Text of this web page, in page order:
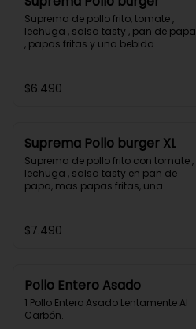
Suprema de pollo frito, tomate ,
lechuga , salsa tasty , pan de papa
, papas fritas y una bebida.
$6.490
Suprema Pollo burger XL
Suprema de pollo frito con tomate ,
lechuga , salsa tasty en pan de
papa, mas papas fritas, una
$7.490
Pollo Entero Asado
1 Pollo Entero Asado Lentamente Al
Carbón.